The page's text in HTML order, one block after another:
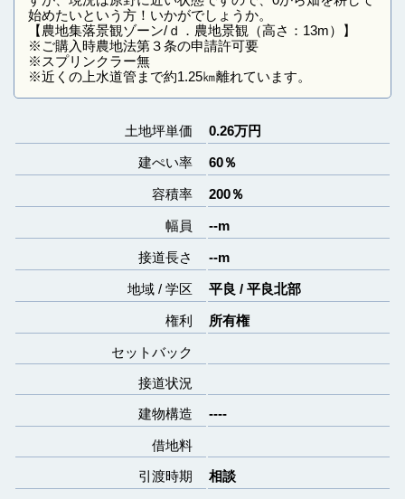
始めたいという方！いかがでしょうか。
【農地集落景観ゾーン/ｄ．農地景観（高さ：13m）】
※ご購入時農地法第３条の申請許可要
※スプリンクラー無
※近くの上水道管まで約1.25㎞離れています。
土地坪単価 0.26万円
建ぺい率 60％
容積率 200％
幅員 --m
接道長さ --m
地域 / 学区 平良 / 平良北部
権利 所有権
セットバック
接道状況
建物構造
----
借地料
引渡時期
相談